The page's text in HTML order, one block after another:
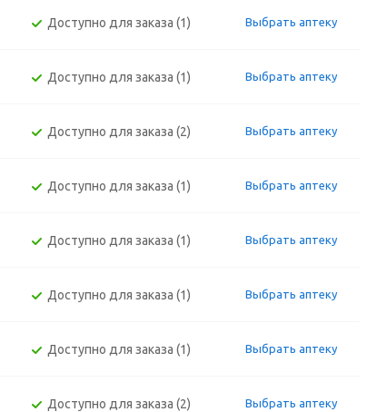
Доступно для заказа (1) Выбрать аптеку
Доступно для заказа (1) Выбрать аптеку
Доступно для заказа (2) Выбрать аптеку
Доступно для заказа (1) Выбрать аптеку
Доступно для заказа (1) Выбрать аптеку
Доступно для заказа (1) Выбрать аптеку
Доступно для заказа (1) Выбрать аптеку
Доступно для заказа (2) Выбрать аптеку